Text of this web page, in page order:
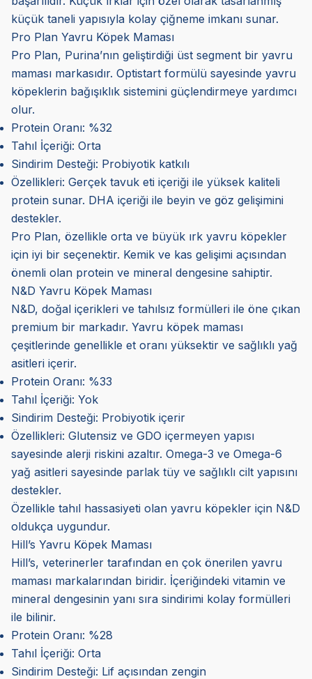
küçük taneli yapısıyla kolay çiğneme imkanı sunar.
Pro Plan Yavru Köpek Maması
Pro Plan, Purina’nın geliştirdiği üst segment bir yavru
maması markasıdır. Optistart formülü sayesinde yavru
köpeklerin bağışıklık sistemini güçlendirmeye yardımcı
olur.
Protein Oranı: %32
Tahıl İçeriği: Orta
Sindirim Desteği: Probiyotik katkılı
Özellikleri: Gerçek tavuk eti içeriği ile yüksek kaliteli
protein sunar. DHA içeriği ile beyin ve göz gelişimini
destekler.
Pro Plan, özellikle orta ve büyük ırk yavru köpekler
için iyi bir seçenektir. Kemik ve kas gelişimi açısından
önemli olan protein ve mineral dengesine sahiptir.
N&D Yavru Köpek Maması
N&D, doğal içerikleri ve tahılsız formülleri ile öne çıkan
premium bir markadır. Yavru köpek maması
çeşitlerinde genellikle et oranı yüksektir ve sağlıklı yağ
asitleri içerir.
Protein Oranı: %33
Tahıl İçeriği: Yok
Sindirim Desteği: Probiyotik içerir
Özellikleri: Glutensiz ve GDO içermeyen yapısı
sayesinde alerji riskini azaltır. Omega-3 ve Omega-6
yağ asitleri sayesinde parlak tüy ve sağlıklı cilt yapısını
destekler.
Özellikle tahıl hassasiyeti olan yavru köpekler için N&D
oldukça uygundur.
Hill’s Yavru Köpek Maması
Hill’s, veterinerler tarafından en çok önerilen yavru
maması markalarından biridir. İçeriğindeki vitamin ve
mineral dengesinin yanı sıra sindirimi kolay formülleri
ile bilinir.
Protein Oranı: %28
Tahıl İçeriği: Orta
Sindirim Desteği: Lif açısından zengin